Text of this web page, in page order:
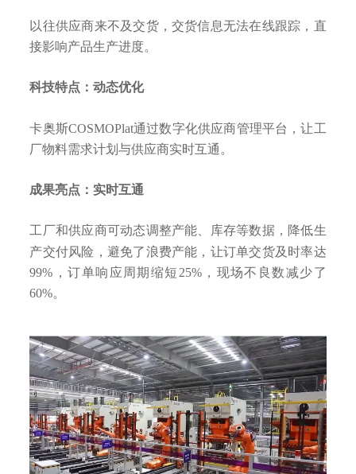
以往供应商来不及交货，交货信息无法在线跟踪，直
接影响产品生产进度。
科技特点：动态优化
卡奥斯COSMOPlat通过数字化供应商管理平台，让工
厂物料需求计划与供应商实时互通。
成果亮点：实时互通
工厂和供应商可动态调整产能、库存等数据，降低生
产交付风险，避免了浪费产能，让订单交货及时率达
99%，订单响应周期缩短25%，现场不良数减少了
60%。